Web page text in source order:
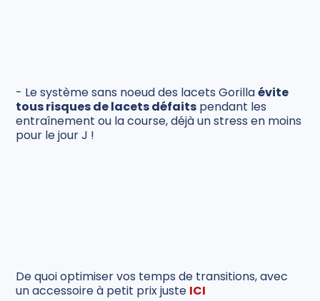
- Le système sans noeud des lacets Gorillaévite
tous risques de lacets défaits pendant les
entraînement ou la course, déjà un stress en moins
pour le jour J !
De quoi optimiser vos temps de transitions, avec
un accessoire à petit prix juste ICI